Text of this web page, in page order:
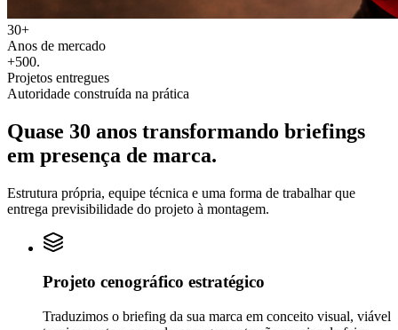
30+
Anos de mercado
+500.
Projetos entregues
Autoridade construída na prática
Quase 30 anos transformando briefings
em presença de marca.
Estrutura própria, equipe técnica e uma forma de trabalhar que
entrega previsibilidade do projeto à montagem.
Projeto cenográfico estratégico
Traduzimos o briefing da sua marca em conceito visual, viável